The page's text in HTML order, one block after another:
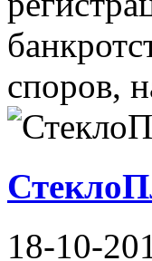
споров,
18-10-